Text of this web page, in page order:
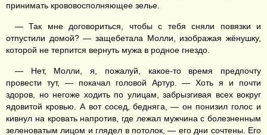
принимать крововосполняющее зелье.
— Так мне договориться, чтобы с тебя сняли повязки и
отпустили домой? — защебетала Молли, изображая жёнушку,
которой не терпится вернуть мужа в родное гнездо.
— Нет, Молли, я, пожалуй, какое-то время предпочту
провести тут, — покачал головой Артур. — Хоть я и почти
здоров, но негоже ходить по улицам, забрызгивая всех вокруг
ядовитой кровью. А вот сосед, бедняга, — он понизил голос и
кивнул на кровать напротив, где лежал мужчина с болезненным
зеленоватым лицом и глядел в потолок, — его дни сочтены. Его